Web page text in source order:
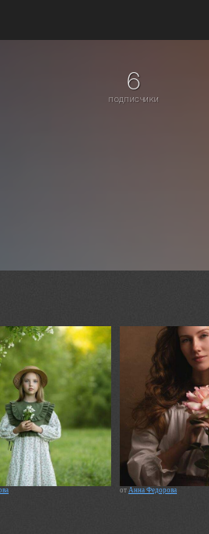
6
подписчики
от Анна Федорова